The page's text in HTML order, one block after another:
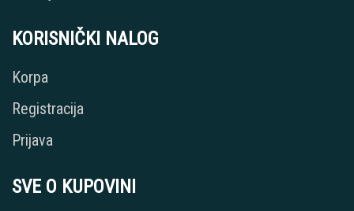
KORISNIČKI NALOG
Korpa
Registracija
Prijava
SVE O KUPOVINI